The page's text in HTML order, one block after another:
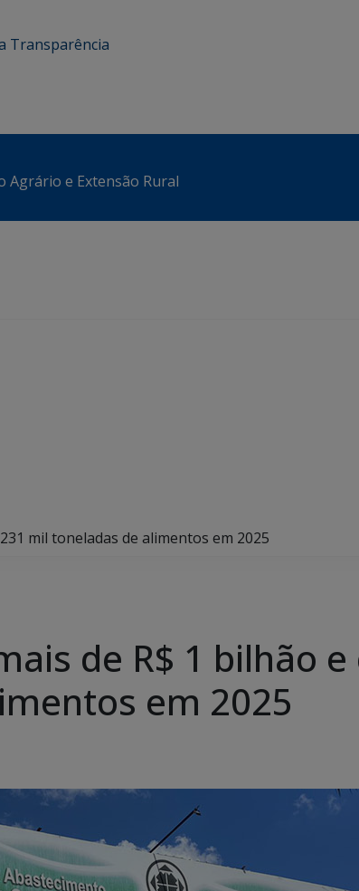
Transparência
Agrário e Extensão Rural
mil toneladas de alimentos em 2025
de R$ 1 bilhão
em 2025